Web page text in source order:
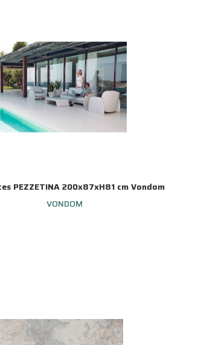
PEZZETINA 200x87xH81 cm Vondom
VONDOM